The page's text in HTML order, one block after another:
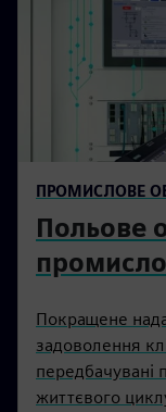
ПРОМИСЛОВЕ
Польове
Покращене
задоволення
передбачувані
життєвого